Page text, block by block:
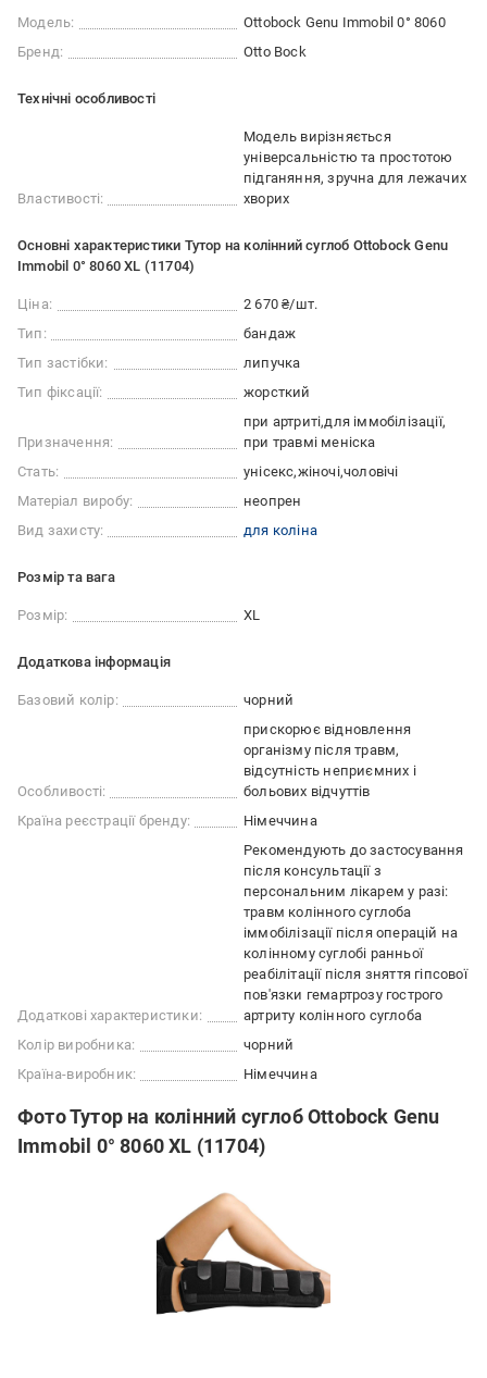
Модель:
Ottobock Genu Immobil 0° 8060
Бренд:
Otto Bock
Технічні особливості
Властивості:
Модель вирізняється
універсальністю та простотою
підганяння, зручна для лежачих
хворих
Основні характеристики Тутор на колінний суглоб Ottobock Genu
Immobil 0° 8060 XL (11704)
Ціна:
2 670 ₴/шт.
Тип:
бандаж
Тип застібки:
липучка
Тип фіксації:
жорсткий
Призначення:
при артриті для іммобілізації
при травмі меніска
Стать:
унісекс жіночі чоловічі
Матеріал виробу:
неопрен
Вид захисту:
для коліна
Розмір та вага
Розмір: XL
Додаткова інформація
Базовий колір: чорний
Особливості:
прискорює відновлення
організму після травм
відсутність неприємних і
больових відчуттів
Країна реєстрації бренду:
Німеччина
Додаткові характеристики:
Рекомендують до застосування
після консультації з
персональним лікарем у разі:
травм колінного суглоба
іммобілізації після операцій на
колінному суглобі ранньої
реабілітації після зняття гіпсової
пов'язки гемартрозу гострого
артриту колінного суглоба
Колір виробника:
чорний
Країна-виробник:
Німеччина
Фото Тутор на колінний суглоб Ottobock Genu
Immobil 0° 8060 XL (11704)